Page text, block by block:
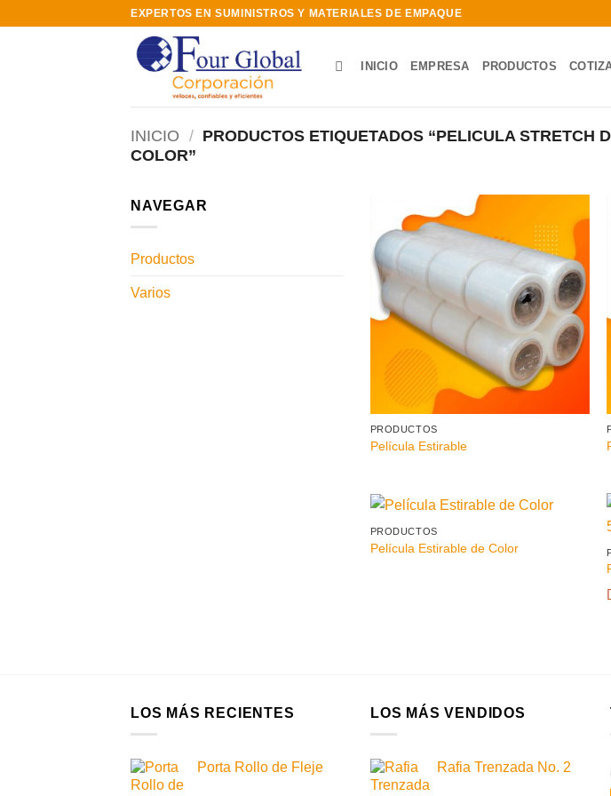
EXPERTOS EN SUMINISTROS Y MATERIALES DE EMPAQUE
INICIO EMPRESA PRODUCTOS
INICIO / PRODUCTOS ETIQUETADOS “PELICULA STRETCH
COLOR”
NAVEGAR
Productos
Varios
PRODUCTOS
Película Estirable
PRODUCTOS
Película Estirable de Color
LOS MÁS RECIENTES
Porta Rollo de Fleje
LOS MÁS VENDIDOS
Rafia Trenzada No. 2